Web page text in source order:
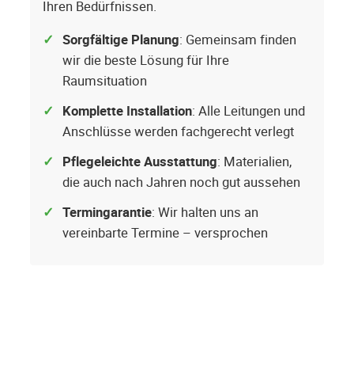
Ihren Bedürfnissen.
Sorgfältige Planung: Gemeinsam finden
wir die beste Lösung für Ihre
Raumsituation
Komplette Installation: Alle Leitungen und
Anschlüsse werden fachgerecht verlegt
Pflegeleichte Ausstattung: Materialien,
die auch nach Jahren noch gut aussehen
Termingarantie: Wir halten uns an
vereinbarte Termine – versprochen